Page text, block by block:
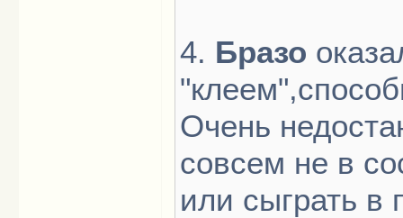
4. Бразо
Очень
совсем не в
или сыграть